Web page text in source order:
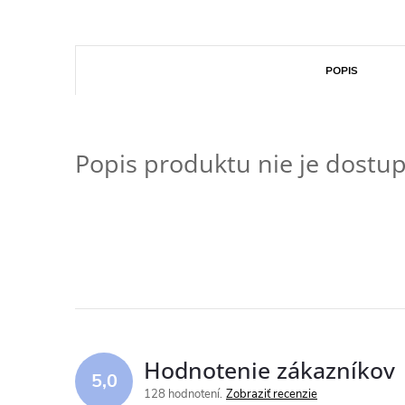
POPIS
Popis produktu nie je
5,0 Hodnotenie zákazníkov
128 hodnotení Zobraziť recenzie